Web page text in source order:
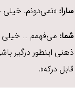
سارا: «نمی‌دونم. خیلی
شما: می‌فهمم … خیلی
ذهنی اینطور درگیر
قابل درکه».